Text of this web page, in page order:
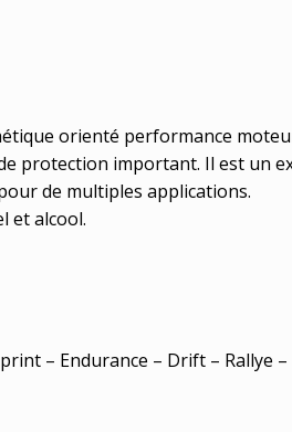
orienté performance
protection important. Il est un
de multiples applications.
et alcool.
– Endurance – Drift – Rallye